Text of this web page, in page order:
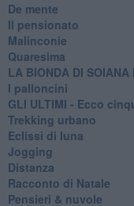
De mente
Il pensionato
Malinconie
Quaresima
LA BIONDA DI
I palloncini
GLI ULTIMI - Ecco
Trekking urbano
Eclissi di luna
Jogging
Distanza
Racconto di Natale
Pensieri & nuvole